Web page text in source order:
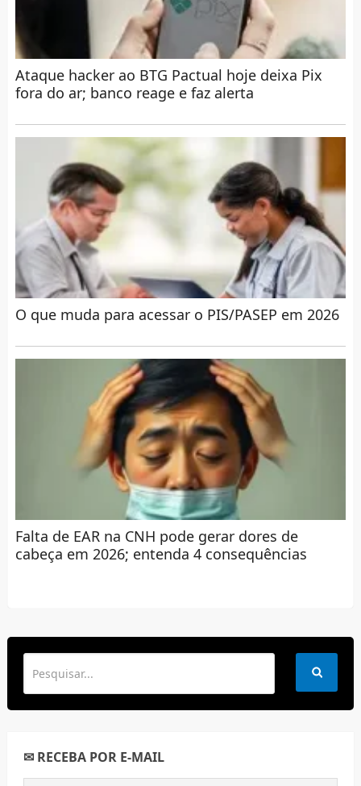
Ataque hacker ao BTG Pactual hoje deixa Pix
fora do ar; banco reage e faz alerta
O que muda para acessar o PIS/PASEP em 2026
Falta de EAR na CNH pode gerar dores de
cabeça em 2026; entenda 4 consequências
✉ RECEBA POR E-MAIL